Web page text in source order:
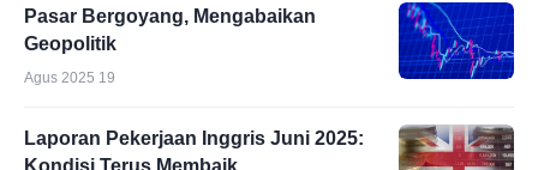
Pasar Bergoyang, Mengabaikan
Geopolitik
Agus 2025 19
Laporan Pekerjaan Inggris Juni 2025:
Kondisi Terus Membaik